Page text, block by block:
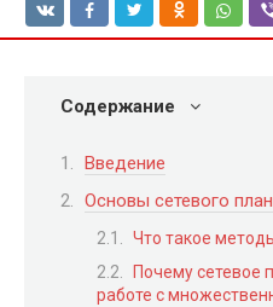
Содержание
Введение
Основы сетевого
Что такое
Почему сетевое
работе с